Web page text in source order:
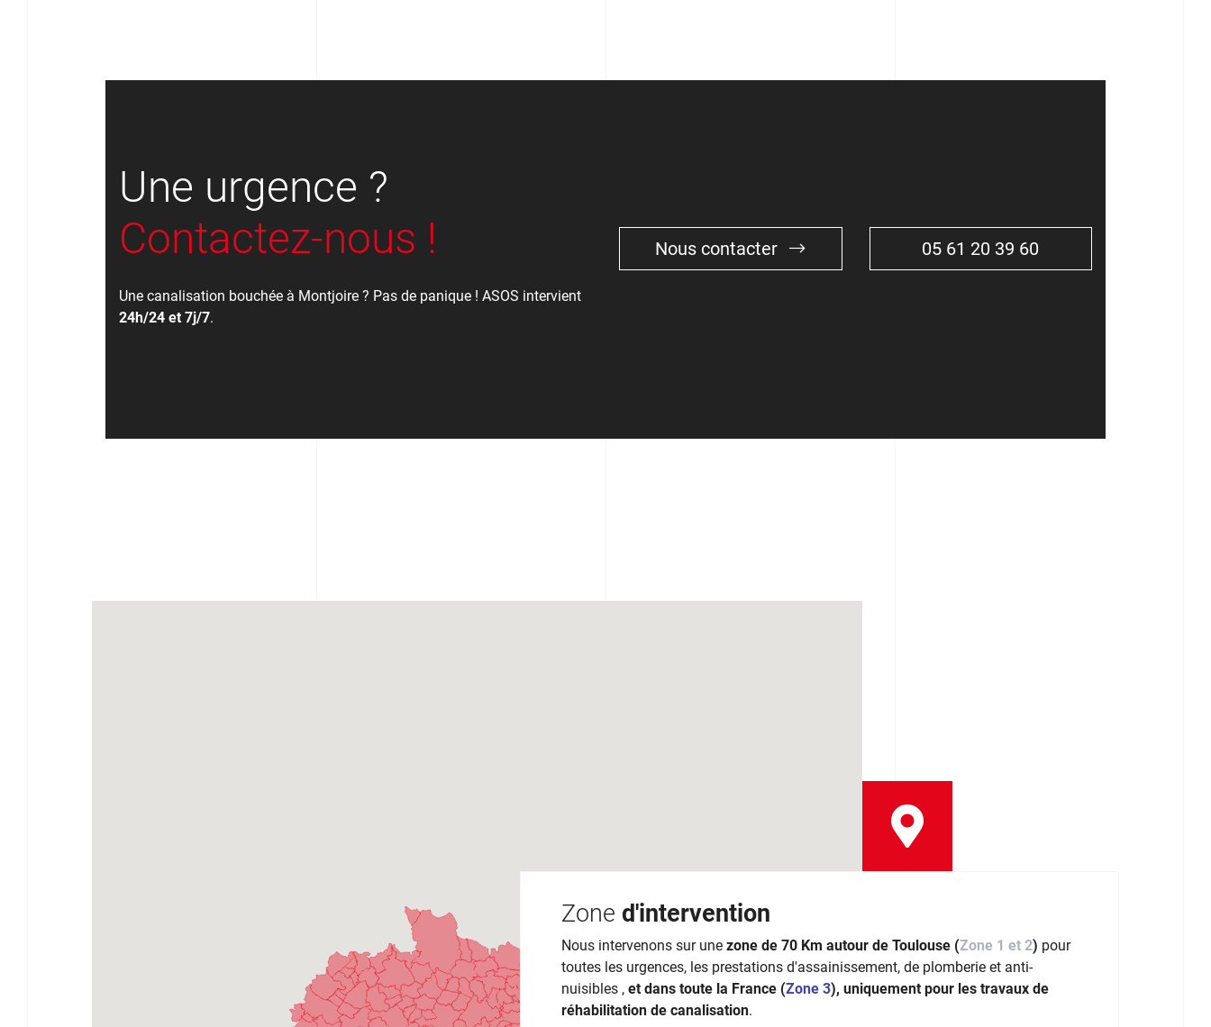
Une urgence ?
Contactez-nous !
Une canalisation bouchée à Montjoire ? Pas de panique ! ASOS intervient
24h/24 et 7j/7.
Nous contacter 05 61 20 39 60
Zone d'intervention
Nous intervenons sur une zone de 70 Km autour de Toulouse (Zone 1 et 2) pour
toutes les urgences, les prestations d'assainissement, de plomberie et anti-
nuisibles , et dans toute la France (Zone 3), uniquement pour les travaux de
réhabilitation de canalisation.